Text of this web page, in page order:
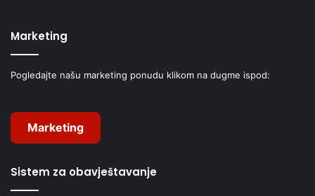
Marketing
Pogledajte našu marketing ponudu klikom na dugme ispod:
Marketing
Sistem za obavještavanje